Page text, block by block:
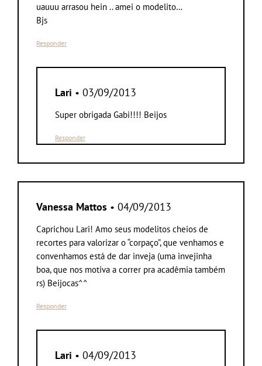
uauuu arrasou hein .. amei o modelito…
Bjs
Responder
Lari • 03/09/2013
Super obrigada Gabi!!!! Beijos
Responder
Vanessa Mattos • 04/09/2013
Caprichou Lari! Amo seus modelitos cheios de
recortes para valorizar o “corpaço”, que venhamos e
convenhamos está de dar inveja (uma invejinha
boa, que nos motiva a correr pra acadêmia também
rs) Beijocas^^
Responder
Lari • 04/09/2013